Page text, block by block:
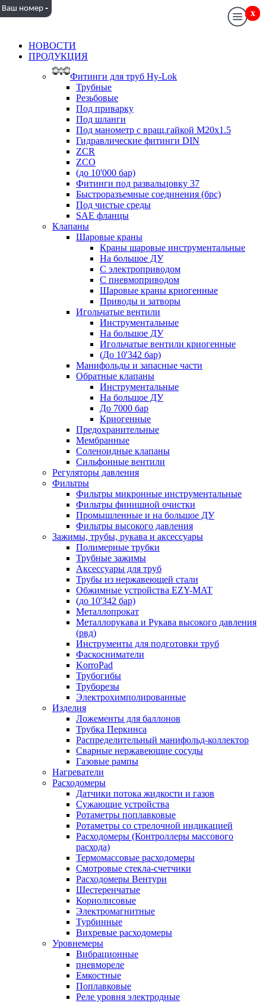
НОВОСТИ
ПРОДУКЦИЯ
Фитинги для труб Hy-Lok
Трубные
Резьбовые
Под приварку
Под шланги
Под манометр с вращ.гайкой M20x1.5
Гидравлические фитинги DIN
ZCR
ZCO
(до 10'000 бар)
Фитинги под развальцовку 37
Быстроразъемные соединения (брс)
Под чистые среды
SAE фланцы
Клапаны
Шаровые краны
Краны шаровые инструментальные
На большое ДУ
С электроприводом
С пневмоприводом
Шаровые краны криогенные
Приводы и затворы
Игольчатые вентили
Инструментальные
На большое ДУ
Игольчатые вентили криогенные
(До 10'342 бар)
Манифольды и запасные части
Обратные клапаны
Инструментальные
На большое ДУ
До 7000 бар
Криогенные
Предохранительные
Мембранные
Соленоидные клапаны
Сильфонные вентили
Регуляторы давления
Фильтры
Фильтры микронные инструментальные
Фильтры финишной очистки
Промышленные и на большое ДУ
Фильтры высокого давления
Зажимы, трубы, рукава и аксессуары
Полимерные трубки
Трубные зажимы
Аксессуары для труб
Трубы из нержавеющей стали
Обжимные устройства EZY-MAT
(до 10'342 бар)
Металлопрокат
Металлорукава и Рукава высокого давления
(рвд)
Инструменты для подготовки труб
Фаскосниматели
KorroPad
Трубогибы
Труборезы
Электрохимполированные
Изделия
Ложементы для баллонов
Трубка Перкинса
Распределительный манифольд-коллектор
Сварные нержавеющие сосуды
Газовые рампы
Нагреватели
Расходомеры
Датчики потока жидкости и газов
Сужающие устройства
Ротаметры поплавковые
Ротаметры со стрелочной индикацией
Расходомеры (Контроллеры массового
расхода)
Термомассовые расходомеры
Смотровые стекла-счетчики
Расходомеры Вентури
Шестеренчатые
Кориолисовые
Электромагнитные
Турбинные
Вихревые расходомеры
Уровнемеры
Вибрационные
пневмореле
Емкостные
Поплавковые
Реле уровня электродные
x
Ваш номер - x